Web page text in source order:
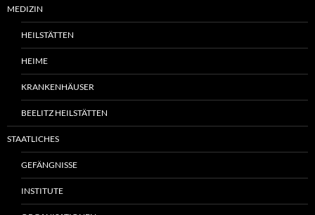
MEDIZIN
HEILSTÄTTEN
HEIME
KRANKENHÄUSER
BEELITZ HEILSTÄTTEN
STAATLICHES
GEFÄNGNISSE
INSTITUTE